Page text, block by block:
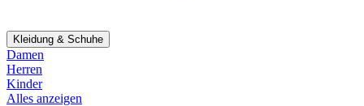
Kleidung & Schuhe
Damen
Herren
Kinder
Alles anzeigen